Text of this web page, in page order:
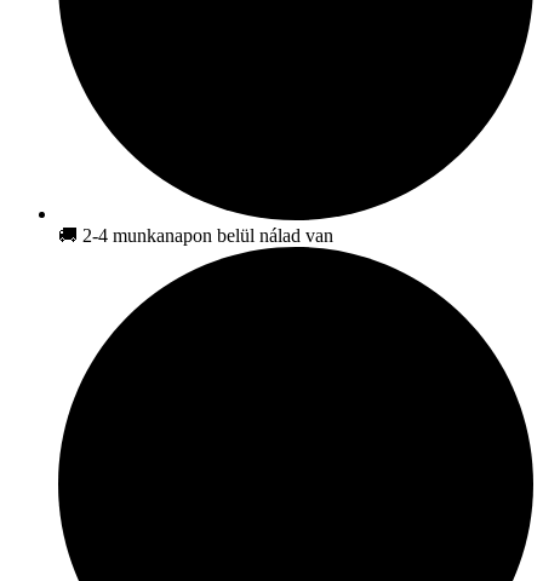
🚚 2-4 munkanapon belül nálad van